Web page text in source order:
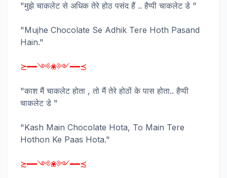
"मुझे चाकलेट से अधिक तेरे होठ पसंद हैं .. हैप्पी चाकलेट डे "
"Mujhe Chocolate Se Adhik Tere Hoth Pasand
Hain."
≿━━༺❀༻━━≾
"काश मैं चाकलेट होता , तो मैं तेरे होठों के पास होता.. हैप्पी
चाकलेट डे "
"Kash Main Chocolate Hota, To Main Tere
Hothon Ke Paas Hota."
≿━━༺❀༻━━≾